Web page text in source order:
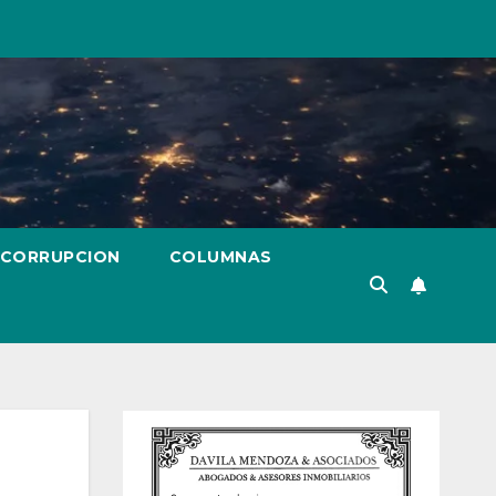
COLUMNAS